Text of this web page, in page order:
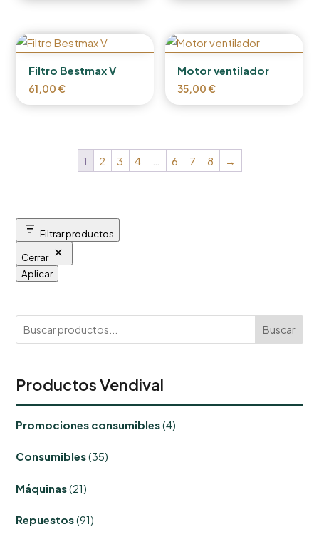
Filtro Bestmax V
61,00€
Motor ventilador
35,00€
1 2 3 4 6 7 8 →
Filtrar productos
Cerrar
Aplicar
Buscar
Productos Vendival
Promociones consumibles 44
productos
Consumibles 3535
productos
Máquinas 2121
productos
Repuestos 9191
productos